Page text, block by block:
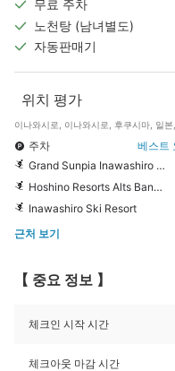
무료 주차
노천탕 (남녀별도)
자동판매기
위치 평가
이나와시로, 이나와시로, 후쿠시마, 일
주차
베스트
Grand Sunpia Inawashiro ResortHotel & Ski
Hoshino Resorts Alts Bandai
Inawashiro Ski Resort
근처 보기
【 중요 정보 】
체크인 시작 시간
체크아웃 마감 시간